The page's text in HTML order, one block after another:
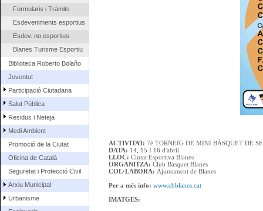
Formularis i Tràmits
Esdeveniments esportius
Esdev. no esportius
Blanes Turisme Esportiu
Biblioteca Roberto Bolaño
Joventut
Participació Ciutadana
Salut Pública
Residus i Neteja
Medi Ambient
Promoció de la Ciutat
Oficina de Català
Seguretat i Protecció Civil
Arxiu Municipal
Urbanisme
ACTIVITAT: 7è TORNEIG DE MINI BÀSQUET DE
DATA: 14, 15 I 16 d'abril
LLOC: Ciutat Esportiva Blanes
ORGANITZA: Club Bàsquet Blanes
COL·LABORA: Ajuntament de Blanes
Per a més info: www.cbblanes.cat
IMATGES: